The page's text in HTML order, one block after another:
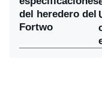
del heredero del
Fortwo